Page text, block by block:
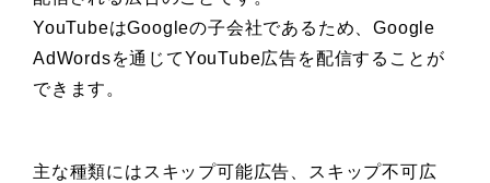
YouTubeはGoogleの子会社であるため、Google
AdWordsを通じてYouTube広告を配信することが
できます。
主な種類にはスキップ可能広告、スキップ不可広